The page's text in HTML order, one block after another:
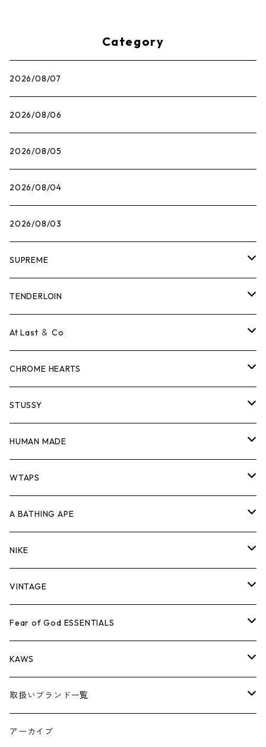
Category
2026/08/07
2026/08/06
2026/08/05
2026/08/04
2026/08/03
SUPREME
Tシャツ
ロンTEE
スウェット/ニット
シャツ
ジャケット
パンツ
キャップ・ハット
バッグ
シューズ
小物
コラボレーション
×THE NORTH FACE
×COMME des GARCONS
シーズンアイテム
26SS
BOX LOGOアイテム
TENDERLOIN
Tシャツ
ロンTEE
スウェット/ニット
シャツ
ジャケット
パンツ
キャップ・ハット
バッグ
シューズ
小物
At Last ＆ Co
Tシャツ
ロンTEE
スウェット/ニット
シャツ
ジャケット
パンツ
キャップ・ハット
バッグ
シューズ
小物
CHROME HEARTS
Tシャツ
ロンTEE
スウェット/ニット
シャツ
ジャケット
パンツ
キャップ・ハット
バッグ
シューズ
小物
STUSSY
Tシャツ
ロンTEE
スウェット/ニット
シャツ
ジャケット
パンツ
キャップ・ハット
バッグ
シューズ
HUMAN MADE
Tシャツ
ロンT
スウェット/ニット
シャツ
ジャケット
パンツ
キャップ
バッグ
WTAPS
Tシャツ
ロンTEE
スウェット/ニット
シャツ
ジャケット
パンツ
キャップ・ハット
A BATHING APE
Tシャツ
ロンTEE
スウェット/ニット
シャツ
ジャケット
パンツ
NIKE
シューズ
AIR JORDAN 1
AIR JORDAN 3
アパレル・小物
VINTAGE
Tシャツ
ロンTEE
スウェット/ニット
ジャケット
Fear of God ESSENTIALS
Tシャツ
ロンTEE
スウェット/ニット
KAWS
アパレル
小物
取扱いブランド一覧
A
アーカイブ